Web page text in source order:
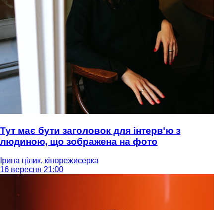
Тут має бути заголовок для інтерв'ю з
людиною, що зображена на фото
Ірина цілик, кінорежисерка
16 вересня 21:00